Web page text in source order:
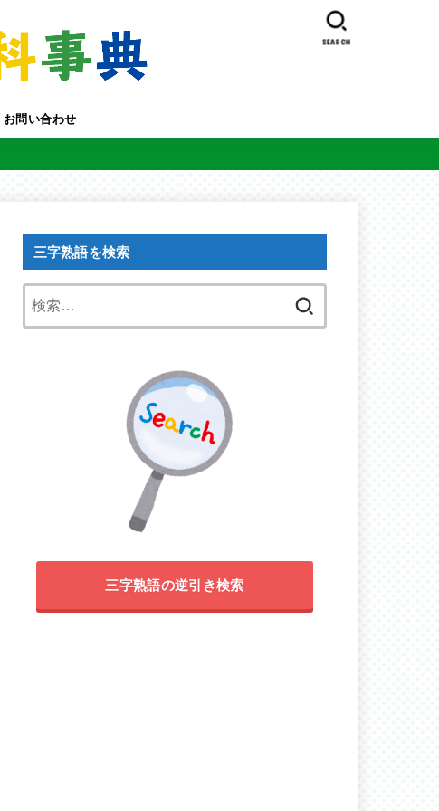
お問い合わせ
SEARCH
三字熟語を検索
三字熟語の逆引き検索